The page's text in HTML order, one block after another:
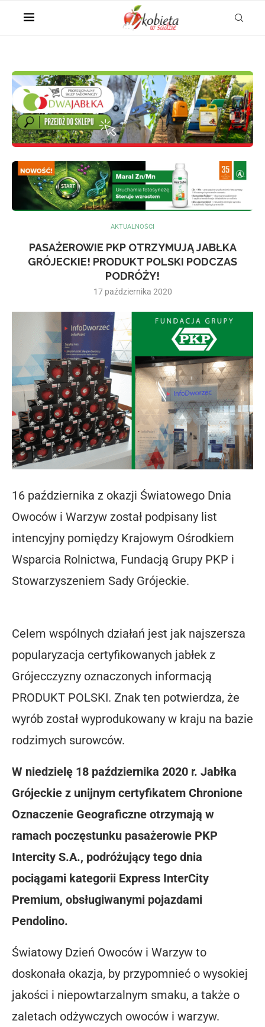
AKTUALNOŚCI
PASAŻEROWIE PKP OTRZYMUJĄ JABŁKA
GRÓJECKIE! PRODUKT POLSKI PODCZAS
PODRÓŻY!
17 października 2020
16 października z okazji Światowego Dnia
Owoców i Warzyw został podpisany list
intencyjny pomiędzy Krajowym Ośrodkiem
Wsparcia Rolnictwa, Fundacją Grupy PKP i
Stowarzyszeniem Sady Grójeckie.
Celem wspólnych działań jest jak najszersza
popularyzacja certyfikowanych jabłek z
Grójecczyzny oznaczonych informacją
PRODUKT POLSKI. Znak ten potwierdza, że
wyrób został wyprodukowany w kraju na bazie
rodzimych surowców.
W niedzielę 18 października 2020 r. Jabłka
Grójeckie z unijnym certyfikatem Chronione
Oznaczenie Geograficzne otrzymają w
ramach poczęstunku pasażerowie PKP
Intercity S.A., podróżujący tego dnia
pociągami kategorii Express InterCity
Premium, obsługiwanymi pojazdami
Pendolino.
Światowy Dzień Owoców i Warzyw to
doskonała okazja, by przypomnieć o wysokiej
jakości i niepowtarzalnym smaku, a także o
zaletach odżywczych owoców i warzyw.